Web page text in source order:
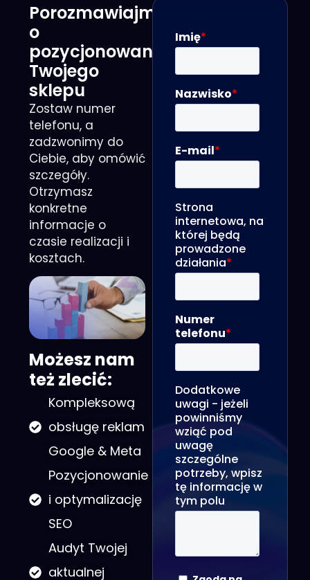
Porozmawiajmy
o
pozycjonowaniu
Twojego
sklepu
Zostaw numer
telefonu, a
zadzwonimy do
Ciebie, aby omówić
szczegóły.
Otrzymasz
konkretne
informacje o
czasie realizacji i
kosztach.
Możesz nam
też zlecić:
Kompleksową
obsługę reklam
Google & Meta
Pozycjonowanie
i optymalizację
SEO
Audyt Twojej
aktualnej